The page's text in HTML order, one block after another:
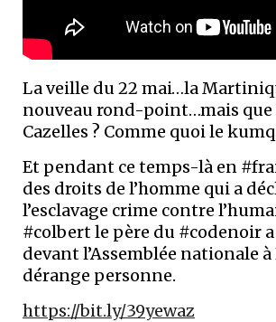
La veille du 22 mai…la
nouveau rond-point…mais que
Cazelles ? Comme quoi le
Et pendant ce temps-là en
des droits de l’homme qui a
l’esclavage crime contre
#colbert le père du #codenoir
devant l’Assemblée nationale à
dérange personne.
https://bit.ly/39yewaz